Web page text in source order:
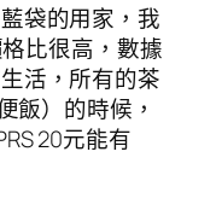
袋的用家，我
比很高，數據
活，所有的茶
飯）的時候，
20元能有